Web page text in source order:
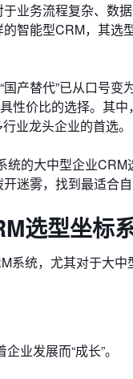
业务流程复杂、数
智能型CRM，其选
产替代”已从口号
性价比的选择。其
业龙头企业的首选。
的大中型企业
迷雾，找到最适合
选型坐标
系统，尤其对于大
业发展而“成长”。